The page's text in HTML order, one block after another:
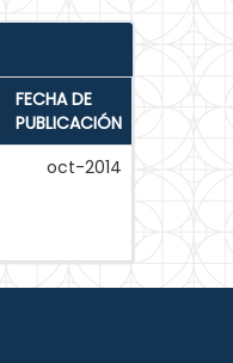
FECHA DE
PUBLICACIÓN
oct-2014